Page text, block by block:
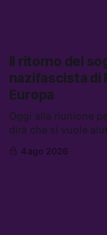
Il ritorno del
nazifascista di
Europa
Oggi alla riunione
dirà che si vuole
migranti. Tra le altre
4 ago 2026